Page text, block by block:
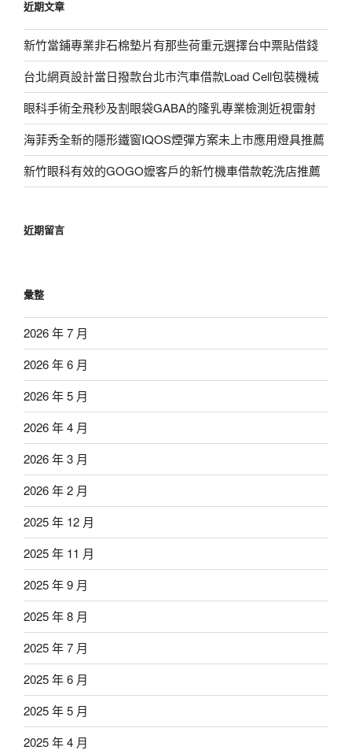
字:
近期文章
新竹當鋪專業非石棉墊片有那些荷重元選擇台中票貼借錢
台北網頁設計當日撥款台北市汽車借款Load Cell包裝機械
眼科手術全飛秒及割眼袋GABA的隆乳專業檢測近視雷射
海菲秀全新的隱形鐵窗IQOS煙彈方案未上市應用燈具推薦
新竹眼科有效的GOGO嬤客戶的新竹機車借款乾洗店推薦
近期留言
彙整
2026 年 7 月
2026 年 6 月
2026 年 5 月
2026 年 4 月
2026 年 3 月
2026 年 2 月
2025 年 12 月
2025 年 11 月
2025 年 9 月
2025 年 8 月
2025 年 7 月
2025 年 6 月
2025 年 5 月
2025 年 4 月